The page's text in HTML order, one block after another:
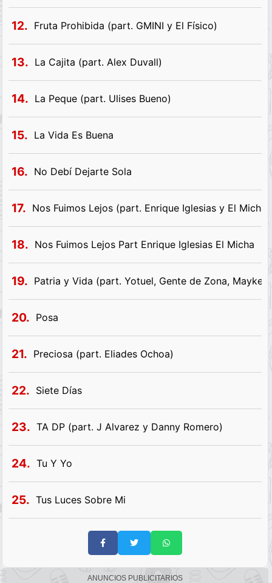
12. Fruta Prohibida (part. GMINI y El Físico)
13. La Cajita (part. Alex Duvall)
14. La Peque (part. Ulises Bueno)
15. La Vida Es Buena
16. No Debí Dejarte Sola
17. Nos Fuimos Lejos (part. Enrique Iglesias y El Micha)
18. Nos Fuimos Lejos Part Enrique Iglesias El Micha
19. Patria y Vida (part. Yotuel, Gente de Zona, Maykel
20. Posa
21. Preciosa (part. Eliades Ochoa)
22. Siete Días
23. TA DP (part. J Alvarez y Danny Romero)
24. Tu Y Yo
25. Tus Luces Sobre Mi
ANUNCIOS PUBLICITARIOS